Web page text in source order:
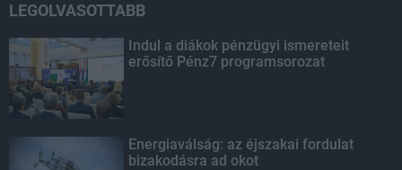
LEGOLVASOTTABB
Indul a diákok pénzügyi ismereteit
erősítő Pénz7 programsorozat
Energiaválság: az éjszakai fordulat
bizakodásra ad okot